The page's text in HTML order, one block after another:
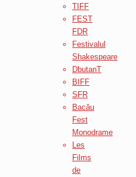
TIFF
FEST
FDR
Festivalul
Shakespeare
DbutanT
BIFF
SFR
Bacău
Fest
Monodrame
Les
Films
de